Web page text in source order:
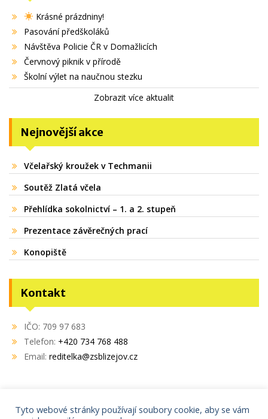
Krásné prázdniny!
Pasování předškoláků
Návštěva Policie ČR v Domažlicích
Červnový piknik v přírodě
Školní výlet na naučnou stezku
Zobrazit více aktualit
Nejnovější akce
Včelařský kroužek v Techmanii
Soutěž Zlatá včela
Přehlídka sokolnictví – 1. a 2. stupeň
Prezentace závěrečných prací
Konopiště
Kontakt
IČO: 709 97 683
Telefon: +420 734 768 488
Email: reditelka@zsblizejov.cz
Tyto webové stránky používají soubory cookie, aby se vám